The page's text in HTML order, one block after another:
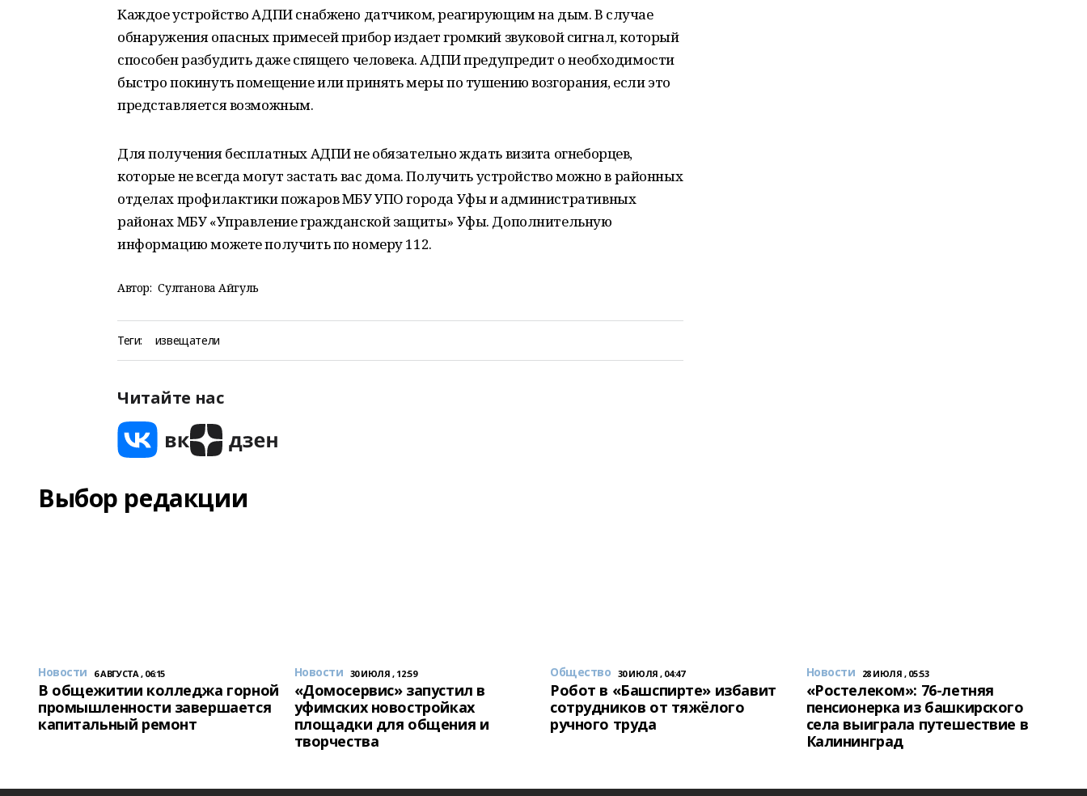
Каждое устройство АДПИ снабжено датчиком, реагирующим на дым. В случае
обнаружения опасных примесей прибор издает громкий звуковой сигнал, который
способен разбудить даже спящего человека. АДПИ предупредит о необходимости
быстро покинуть помещение или принять меры по тушению возгорания, если это
представляется возможным.
Для получения бесплатных АДПИ не обязательно ждать визита огнеборцев,
которые не всегда могут застать вас дома. Получить устройство можно в районных
отделах профилактики пожаров МБУ УПО города Уфы и административных
районах МБУ «Управление гражданской защиты» Уфы. Дополнительную
информацию можете получить по номеру 112.
Автор: Султанова Айгуль
Теги: извещатели
Читайте нас
Выбор редакции
Новости 6 АВГУСТА , 06:15
В общежитии колледжа горной
промышленности завершается
капитальный ремонт
Новости 30 ИЮЛЯ , 12:59
«Домосервис» запустил в
уфимских новостройках
площадки для общения и
творчества
Общество 30 ИЮЛЯ , 04:47
Робот в «Башспирте» избавит
сотрудников от тяжёлого
ручного труда
Новости 28 ИЮЛЯ , 05:53
«Ростелеком»: 76-летняя
пенсионерка из башкирского
села выиграла путешествие в
Калининград